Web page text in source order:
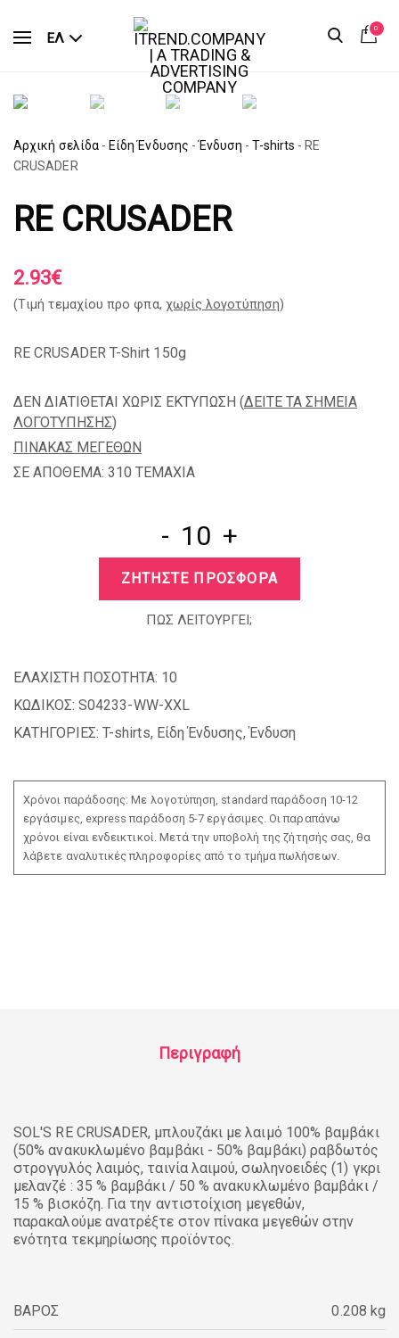
ΕΛ
0
Αρχική σελίδα - Είδη Ένδυσης - Ένδυση - T-shirts - RE
CRUSADER
RE CRUSADER
2.93€
(Tιμή τεμαχίου προ φπα, χωρίς λογοτύπηση)
RE CRUSADER T-Shirt 150g
ΔΕΝ ΔΙΑΤΙΘΕΤΑΙ ΧΩΡΙΣ ΕΚΤΥΠΩΣΗ (ΔΕΙΤΕ ΤΑ ΣΗΜΕΙΑ
ΛΟΓΟΤΥΠΗΣΗΣ)
ΠΙΝΑΚΑΣ ΜΕΓΕΘΩΝ
ΣΕ ΑΠΟΘΕΜΑ: 310 TEMAXIA
- +
ΖΗΤΗΣΤΕ ΠΡΟΣΦΟΡΑ
ΠΩΣ ΛΕΙΤΟΥΡΓΕΙ;
ΕΛΑΧΙΣΤΗ ΠΟΣΟΤΗΤΑ: 10
ΚΩΔΙΚΟΣ: S04233-WW-XXL
ΚΑΤΗΓΟΡΙΕΣ: T-shirts, Είδη Ένδυσης,Ένδυση
Χρόνοι παράδοσης: Με λογοτύπηση, standard παράδοση 10-12
εργάσιμες, express παράδοση 5-7 εργάσιμες. Οι παραπάνω
χρόνοι είναι ενδεικτικοί. Μετά την υποβολή της ζήτησής σας, θα
λάβετε αναλυτικές πληροφορίες από το τμήμα πωλήσεων.
Περιγραφή
SOL'S RE CRUSADER, μπλουζάκι με λαιμό 100% βαμβάκι
(50% ανακυκλωμένο βαμβάκι - 50% βαμβάκι) ραβδωτός
στρογγυλός λαιμός, ταινία λαιμού, σωληνοειδές (1) γκρι
μελανζέ : 35 % βαμβάκι / 50 % ανακυκλωμένο βαμβάκι /
15 % βισκόζη. Για την αντιστοίχιση μεγεθών,
παρακαλούμε ανατρέξτε στον πίνακα μεγεθών στην
ενότητα τεκμηρίωσης προϊόντος.
ΒΑΡΟΣ 0.208 kg